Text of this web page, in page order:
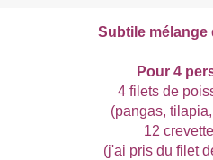
Subtile mélange
Pour 4
4 filets de
(pangas,
12
(j'ai pris du filet